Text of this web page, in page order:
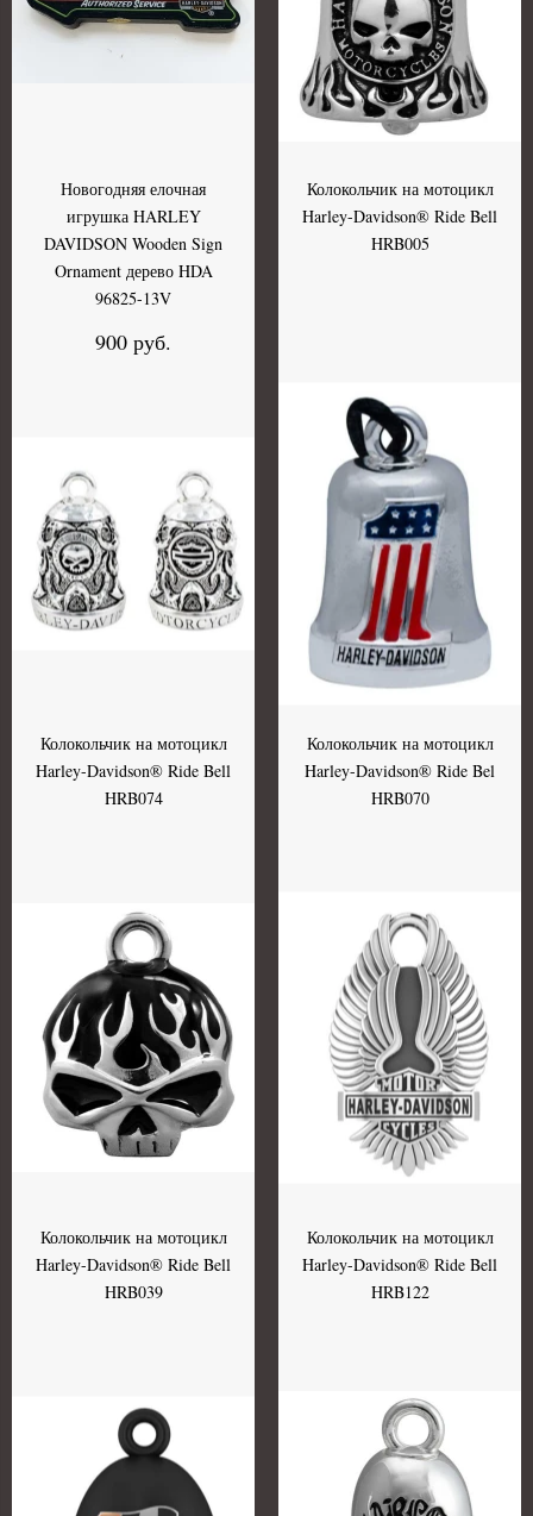
Новогодняя елочная
игрушка HARLEY
DAVIDSON Wooden Sign
Ornament дерево HDA
96825-13V
900 руб.
Колокольчик на мотоцикл
Harley-Davidson® Ride Bell
HRB005
Колокольчик на мотоцикл
Harley-Davidson® Ride Bell
HRB074
Колокольчик на мотоцикл
Harley-Davidson® Ride Bel
HRB070
Колокольчик на мотоцикл
Harley-Davidson® Ride Bell
HRB039
Колокольчик на мотоцикл
Harley-Davidson® Ride Bell
HRB122